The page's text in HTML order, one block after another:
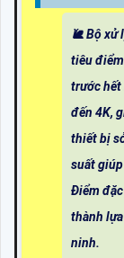
🐌 Bộ xử
tiêu
trước hết
đến 4K,
thiết bị
suất
Điểm
thành
ninh.